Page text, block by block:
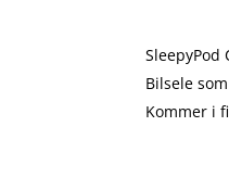
SleepyPod
Bilsele
Kommer i